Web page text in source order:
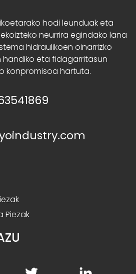
hodi leunduak eta
neurrira egindako lana
hidraulikoen oinarrizko
eta fidagarritasun
konpromisoa hartuta.
Piezak